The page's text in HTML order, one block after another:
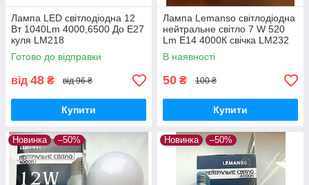
Лампа LED світлодіодна 12
Вт 1040Lm 4000,6500 До Е27
куля LM218
Готово до відправки
від 48 ₴ від 96 ₴
Купити
Лампа Lemanso світлодіодна
нейтральне світло 7 W 520
Lm Е14 4000К свічка LM232
В наявності
50 ₴ 100 ₴
Купити
Новинка –50% Новинка –50%